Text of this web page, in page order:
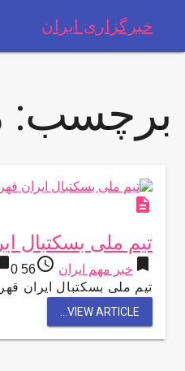
خبرگزاری ایران
برچسب:
description
تیم ملی بسکتبال
bookmark خبر مهم ایران access_time
56 years ago
0
تیم ملی بسکتبال ایران
VIEW ARTICLE...